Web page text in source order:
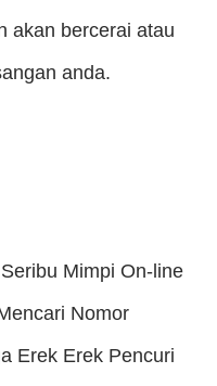
akan bercerai atau
anda.
Mimpi On-line
Nomor
Erek Erek Pencuri